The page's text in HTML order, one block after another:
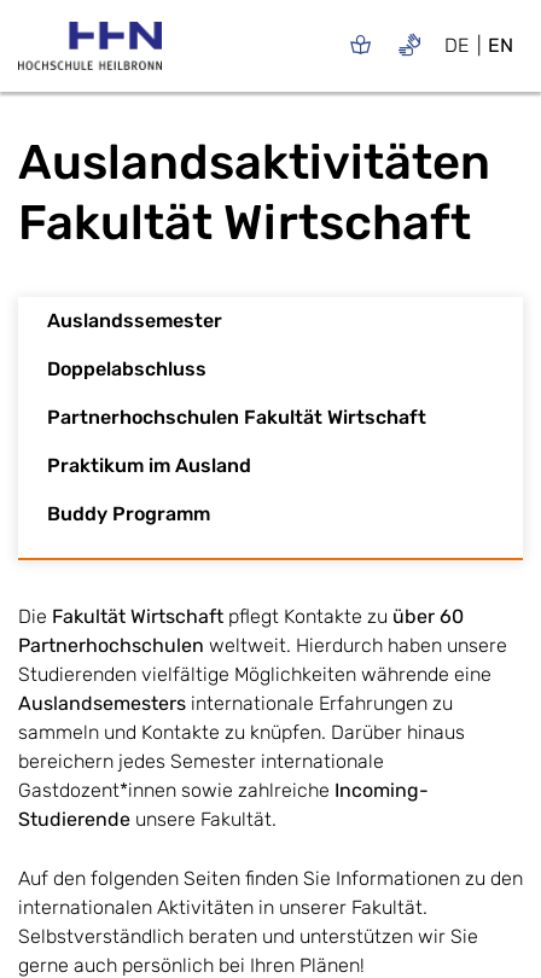
DE EN
Auslandsaktivitäten
Fakultät Wirtschaft
Auslandssemester
Doppelabschluss
Partnerhochschulen Fakultät Wirtschaft
Praktikum im Ausland
Buddy Programm
Die Fakultät Wirtschaft pflegt Kontakte zu über 60
Partnerhochschulen weltweit. Hierdurch haben unsere
Studierenden vielfältige Möglichkeiten währende eine
Auslandsemesters internationale Erfahrungen zu
sammeln und Kontakte zu knüpfen. Darüber hinaus
bereichern jedes Semester internationale
Gastdozent*innen sowie zahlreiche Incoming-
Studierende unsere Fakultät.
Auf den folgenden Seiten finden Sie Informationen zu den
internationalen Aktivitäten in unserer Fakultät.
Selbstverständlich beraten und unterstützen wir Sie
gerne auch persönlich bei Ihren Plänen!